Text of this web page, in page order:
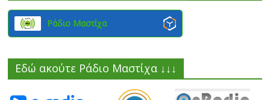
Ράδιο Μαστίχα
Εδώ ακούτε Ράδιο Μαστίχα ↓↓↓